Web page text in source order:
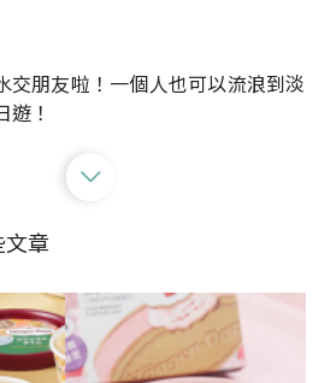
交朋友啦！一個人也可以流浪到淡
遊！
特區開始一場文青小旅行吧 高雄2
鬆旅
章